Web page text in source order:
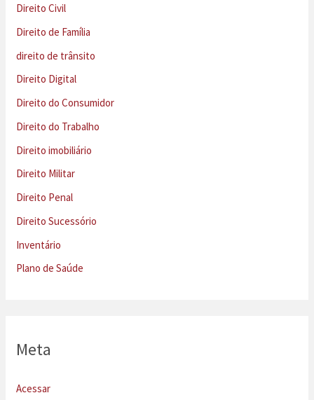
Direito Civil
Direito de Família
direito de trânsito
Direito Digital
Direito do Consumidor
Direito do Trabalho
Direito imobiliário
Direito Militar
Direito Penal
Direito Sucessório
Inventário
Plano de Saúde
Meta
Acessar